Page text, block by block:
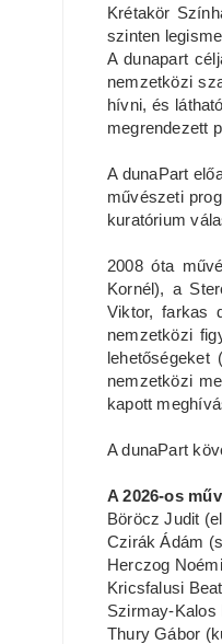
Krétakör
szinten
A dunapart
nemzetközi
hívni, és
megrendezett
A dunaPart
művészeti
kuratórium
2008 óta
Kornél), a
Viktor, farkas
nemzetközi
lehetőségeket
nemzetközi
kapott
A dunaPart
A 2026-os
Böröcz Judit
Czirák Ádám
Herczog
Kricsfalusi
Szirmay-Kalos
Thury Gábor